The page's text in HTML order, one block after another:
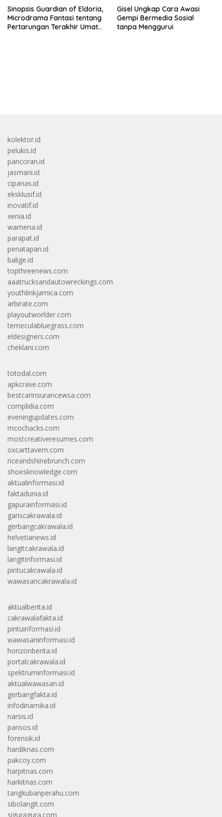
Sinopsis Guardian of Eldoria,
Microdrama Fantasi tentang
Pertarungan Terakhir Umat
Gisel Ungkap Cara Awasi
Gempi Bermedia Sosial
tanpa Menggurui
kolektor.id
pelukis.id
pancoran.id
jasmani.id
cipanas.id
eksklusif.id
inovatif.id
xenia.id
wamena.id
parapat.id
penatapan.id
balige.id
topthreenews.com
aaatrucksandautowreckings.com
youthlinkjamica.com
arbirate.com
playoutworlder.com
temeculabluegrass.com
eldesigners.com
cheklani.com
totodal.com
apkcrave.com
bestcarinsurancewsa.com
complidia.com
eveningupdates.com
mcochacks.com
mostcreativeresumes.com
oxcarttavern.com
riceandshinebrunch.com
shoesknowledge.com
aktualinformasi.id
faktadunia.id
gapurainformasi.id
gariscakrawala.id
gerbangcakrawala.id
helvetianews.id
langitcakrawala.id
langitinformasi.id
pintucakrawala.id
wawasancakrawala.id
aktualberita.id
cakrawalafakta.id
pintuinformasi.id
wawasaninformasi.id
horizonberita.id
portalcakrawala.id
spektruminformasi.id
aktualwawasan.id
gerbangfakta.id
infodinamika.id
narsis.id
pansos.id
forensik.id
hardiknas.com
pakcoy.com
harpitnas.com
harkitnas.com
tangkubanperahu.com
sibolangit.com
siguragura.com